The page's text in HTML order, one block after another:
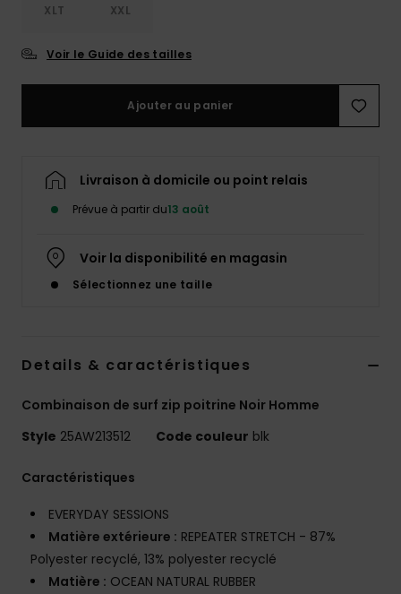
XLT XXL
Voir le Guide des tailles
Ajouter au panier
Livraison à domicile ou point relais
Prévue à partir du13 août
Voir la disponibilité en magasin
Sélectionnez une taille
Details & caractéristiques
Combinaison de surf zip poitrine Noir Homme
Style 25AW213512 Code couleur blk
Caractéristiques
EVERYDAY SESSIONS
Matière extérieure : REPEATER STRETCH - 87%
Polyester recyclé, 13% polyester recyclé
Matière : OCEAN NATURAL RUBBER